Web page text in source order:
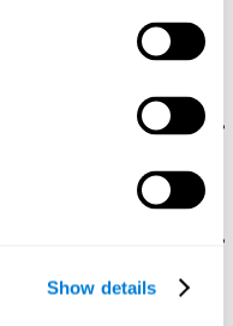
Show details
לפתרון. מיומנות תכנון טובה
שימוש טוב יורת במשאבים. זה
זיכרון לא מילולי:
לזכור רצף
קוגנטיבית זו כאשר אנו
אוטומטים שעלינו לבצע על
לדוגמא, לזכור אם מקור